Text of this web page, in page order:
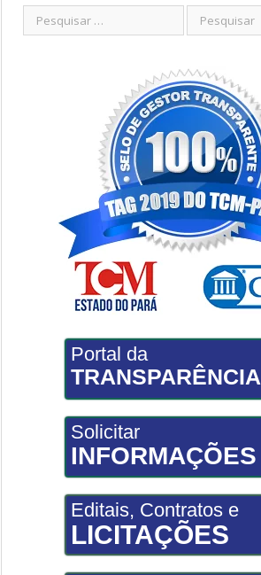
Portal da
TRANSPARÊNCIA
Solicitar
INFORMAÇÕES
Editais, Contratos e
LICITAÇÕES